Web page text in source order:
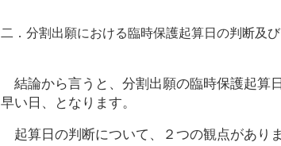
二．分割出願における臨時保護起算日の判断及
結論から言うと、分割出願の臨時保護起算
早い日、となります。
起算日の判断について、２つの観点がありま